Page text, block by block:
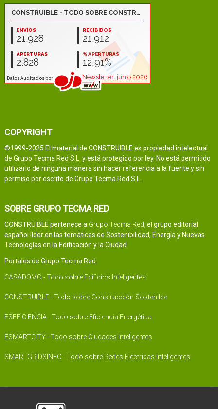
COPYRIGHT
©1999-2025 El material de CONSTRUIBLE es propiedad intelectual
de Grupo Tecma Red S.L. y está protegido por ley. No está permitido
utilizarlo de ninguna manera sin hacer referencia a la fuente y sin
permiso por escrito de Grupo Tecma Red S.L.
SOBRE GRUPO TECMA RED
CONSTRUIBLE pertenece a Grupo Tecma Red, el grupo editorial
español líder en las temáticas de Sostenibilidad, Energía y Nuevas
Tecnologías en la Edificación y la Ciudad.
Portales de Grupo Tecma Red:
CASADOMO - Todo sobre Edificios Inteligentes
CONSTRUIBLE - Todo sobre Construcción Sostenible
ESEFICIENCIA - Todo sobre Eficiencia Energética
ESMARTCITY - Todo sobre Ciudades Inteligentes
SMARTGRIDSINFO - Todo sobre Redes Eléctricas Inteligentes